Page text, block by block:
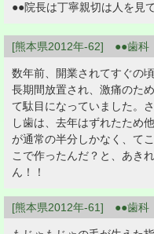
●●院長は丁寧親切は人を見
[熊本県2012年-62] ●●歯
数年前、開業されてすぐの
長期間放置され、激痛のた
て駄目になっていました。
し歯は、去年はずれたため
が通常の半分しかなく、て
こで作ったんだ？と、あき
ん！！
[熊本県2012年-61] ●●歯科